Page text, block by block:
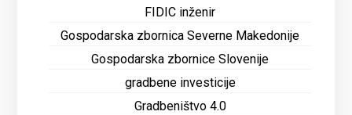
FIDIC inženir
Gospodarska zbornica Severne Makedonije
Gospodarska zbornice Slovenije
gradbene investicije
Gradbeništvo 4.0